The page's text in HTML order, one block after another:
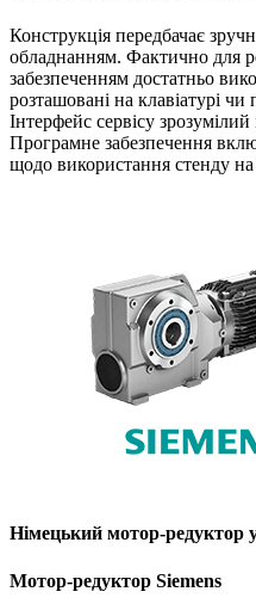
Конструкція передбачає
обладнанням. Фактично для
забезпеченням достатньо
розташовані на клавіатурі
Інтерфейс сервісу
Програмне забезпечення
щодо використання стенду на
Німецький мотор-редуктор
Мотор-редуктор Siemens